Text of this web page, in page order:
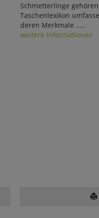
Schmetterlinge
Taschenlexikon
deren Merkmale .....
weitere Informationen